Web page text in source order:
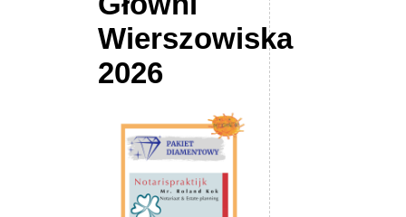
Wierszowiska
2026